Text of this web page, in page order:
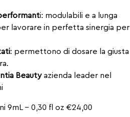
i: modulabili e a lunga
lavorare in perfetta sinergia per
: permettono di dosare la giusta
Beautyazienda leader nel
9mL – 0,30 fl oz €24,00